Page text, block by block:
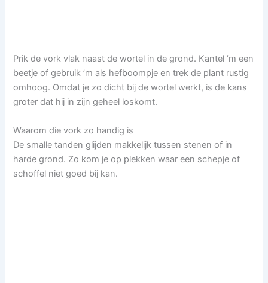
Prik de vork vlak naast de wortel in de grond. Kantel ’m een
beetje of gebruik ’m als hefboompje en trek de plant rustig
omhoog. Omdat je zo dicht bij de wortel werkt, is de kans
groter dat hij in zijn geheel loskomt.
Waarom die vork zo handig is
De smalle tanden glijden makkelijk tussen stenen of in
harde grond. Zo kom je op plekken waar een schepje of
schoffel niet goed bij kan.